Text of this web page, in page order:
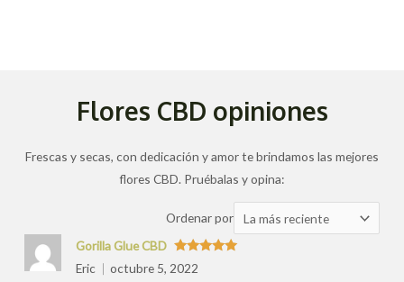
Flores CBD opiniones
Frescas y secas, con dedicación y amor te brindamos las mejores
flores CBD. Pruébalas y opina:
Ordenar por Ordenar
las
Valorado
con
Gorilla Glue CBD
Eric
octubre 5, 2022